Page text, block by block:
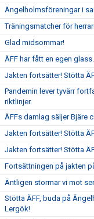
Ängelholmsföreningar i
Träningsmatcher för
Glad midsommar!
ÄFF har fått en egen glass.
Jakten fortsätter! Stötta
Pandemin lever tyvärr
riktlinjer.
ÄFFs damlag säljer Bjäre
Jakten fortsätter! Stötta
Jakten fortsätter! Stötta
Fortsättningen på jakten
Äntligen stormar vi mot
Stötta ÄFF, buda på
Lergök!